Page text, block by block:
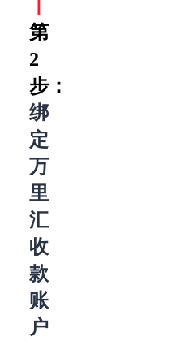
第
2
步：
绑
定
万
里
汇
收
款
账
户